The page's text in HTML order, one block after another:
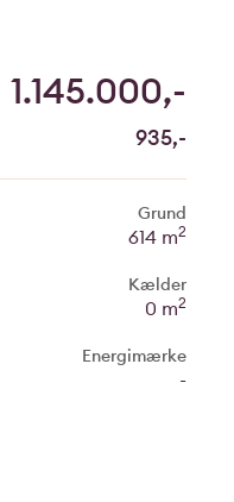
1.145.000,-
935,-
Grund
614 m2
Kælder
0 m2
Energimærke
-